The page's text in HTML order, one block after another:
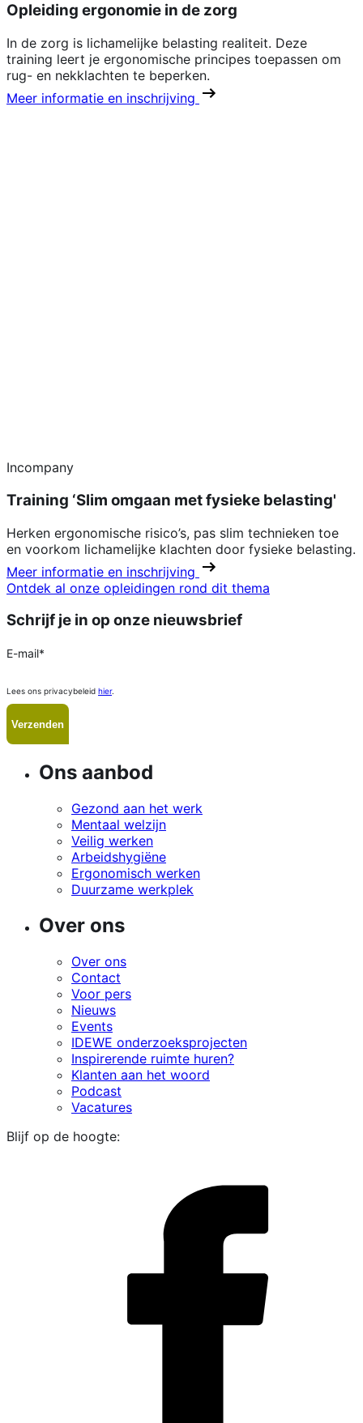
Opleiding ergonomie in de zorg
In de zorg is lichamelijke belasting realiteit. Deze
training leert je ergonomische principes toepassen om
rug- en nekklachten te beperken.
Meer informatie en inschrijving
Incompany
Training ‘Slim omgaan met fysieke belasting'
Herken ergonomische risico’s, pas slim technieken toe
en voorkom lichamelijke klachten door fysieke belasting.
Meer informatie en inschrijving
Ontdek al onze opleidingen rond dit thema
Schrijf je in op onze nieuwsbrief
E-mail*
Lees ons privacybeleid hier.
Ons aanbod
Gezond aan het werk
Mentaal welzijn
Veilig werken
Arbeidshygiëne
Ergonomisch werken
Duurzame werkplek
Over ons
Over ons
Contact
Voor pers
Nieuws
Events
IDEWE onderzoeksprojecten
Inspirerende ruimte huren?
Klanten aan het woord
Podcast
Vacatures
Blijf op de hoogte: